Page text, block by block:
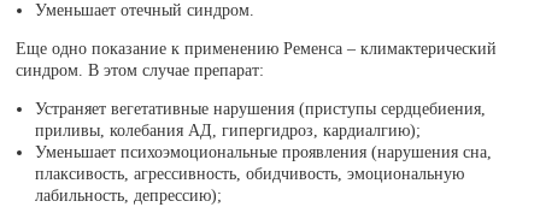
Уменьшает отечный синдром.
Еще одно показание к применению Ременса – климактерический
синдром. В этом случае препарат:
Устраняет вегетативные нарушения (приступы сердцебиения,
приливы, колебания АД, гипергидроз, кардиалгию);
Уменьшает психоэмоциональные проявления (нарушения сна,
плаксивость, агрессивность, обидчивость, эмоциональную
лабильность, депрессию);